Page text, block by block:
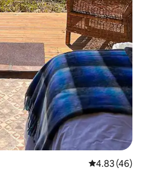
從 46 則評價
4.83 (46)